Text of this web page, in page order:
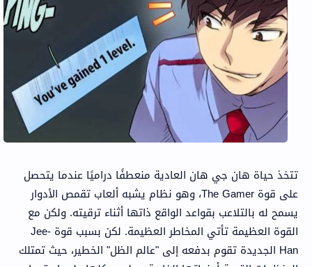
تتخذ حياة هان جي هان العادية منعطفًا دراميًا عندما يتحصل
على قوة The Gamer، وهو نظام يشبه ألعاب تقمص الأدوار
يسمح له بالتلاعب بقواعد الواقع ذاتها أثناء ترقيته. ولكن مع
القوة العظيمة تأتي المخاطر العظيمة. لكن بسبب قوة Jee-
Han الجديدة تقوم بدفعه إلى "عالم الظل" الخطير، حيث تمتلك